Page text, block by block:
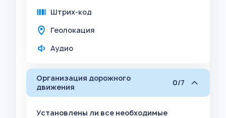
Штрих-код
Геолокация
Аудио
Организация дорожного
движения
0/7
Установлены ли все необходимые